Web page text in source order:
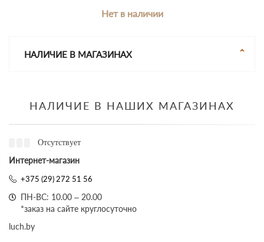
Нет в наличии
НАЛИЧИЕ В МАГАЗИНАХ
НАЛИЧИЕ В НАШИХ МАГАЗИНАХ
Отсутствует
Интернет-магазин
+375 (29) 272 51 56
ПН-ВС: 10.00 – 20.00
*заказ на сайте круглосуточно
luch.by